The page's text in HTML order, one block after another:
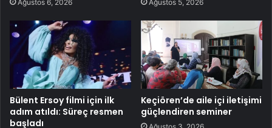
Ağustos 6, 2026 Ağustos 5, 2026
Bülent Ersoy filmi için ilk
adım atıldı: Süreç resmen
başladı
Keçiören’de aile içi iletişimi
güçlendiren seminer